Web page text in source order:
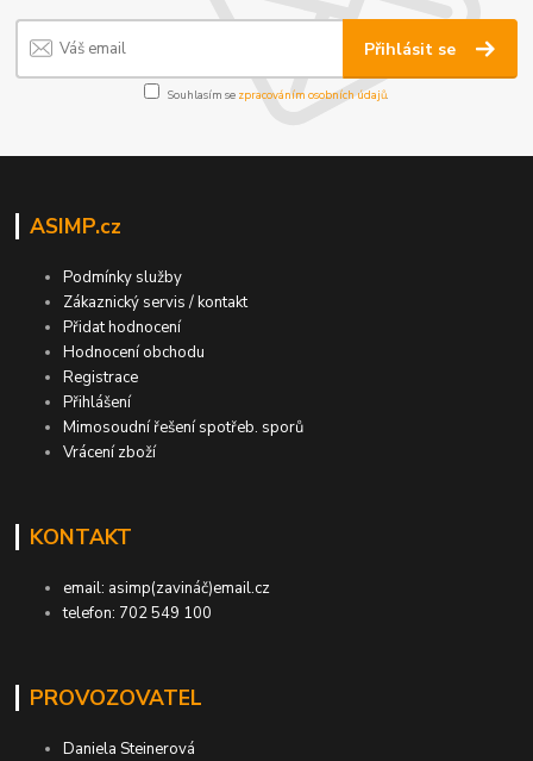
Přihlásit se
Souhlasím se zpracováním osobních údajů.
ASIMP.cz
Podmínky služby
Zákaznický servis / kontakt
Přidat hodnocení
Hodnocení obchodu
Registrace
Přihlášení
Mimosoudní řešení spotřeb. sporů
Vrácení zboží
KONTAKT
email: asimp(zavináč)email.cz
telefon: 702 549 100
PROVOZOVATEL
Daniela Steinerová